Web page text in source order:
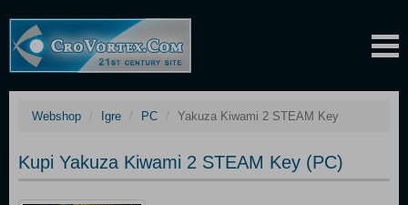
Webshop Igre PC Yakuza Kiwami 2 STEAM Key
Kupi Yakuza Kiwami 2 STEAM Key (PC)